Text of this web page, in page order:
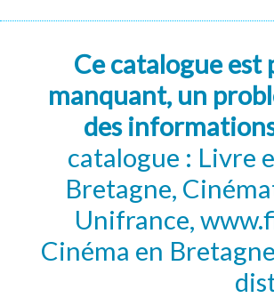
Ce catalogue
manquant, un
des
catalogue : Livre
Bretagne,
Unifrance,
Cinéma en